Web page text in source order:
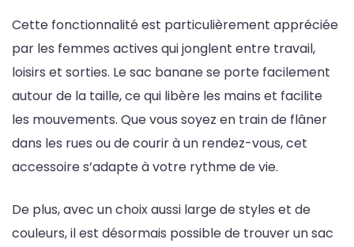
Cette fonctionnalité est particulièrement appréciée
par les femmes actives qui jonglent entre travail,
loisirs et sorties. Le sac banane se porte facilement
autour de la taille, ce qui libère les mains et facilite
les mouvements. Que vous soyez en train de flâner
dans les rues ou de courir à un rendez-vous, cet
accessoire s’adapte à votre rythme de vie.
De plus, avec un choix aussi large de styles et de
couleurs, il est désormais possible de trouver un sac